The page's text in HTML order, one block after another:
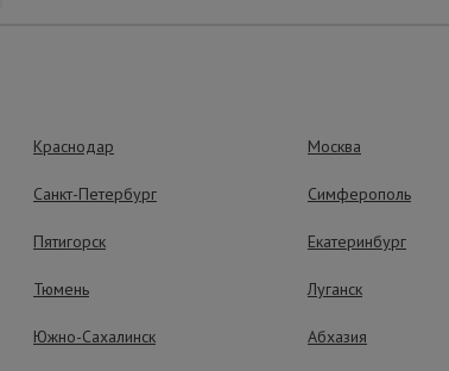
При помощи захватывающих крюков
при помощи троса. Удобно раскладываемая
с помощью которых происходит движение
Прочность
Краснодар Москва
Санкт-Петербург Симферополь
Пятигорск Екатеринбург
Тюмень Луганск
Южно-Сахалинск Абхазия